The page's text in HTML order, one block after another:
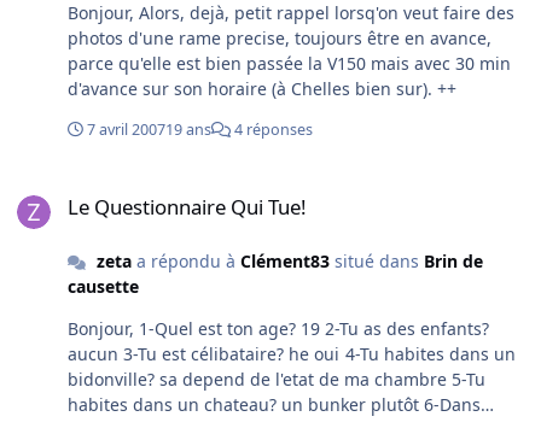
Bonjour, Alors, dejà, petit rappel lorsq'on veut faire des
photos d'une rame precise, toujours être en avance,
parce qu'elle est bien passée la V150 mais avec 30 min
d'avance sur son horaire (à Chelles bien sur). ++
7 avril 200719 ans 4 réponses
Le Questionnaire Qui Tue!
zetaa répondu à Clément83situé dans Brin de
causette
Bonjour, 1-Quel est ton age? 19 2-Tu as des enfants?
aucun 3-Tu est célibataire? he oui 4-Tu habites dans un
bidonville? sa depend de l'etat de ma chambre 5-Tu
habites dans un chateau? un bunker plutôt 6-Dans